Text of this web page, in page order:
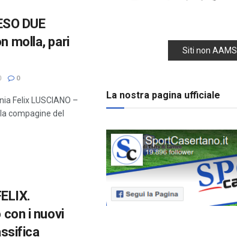
DUE
molla, pari
0
Felix LUSCIANO –
compagine del
i nuovi
Siti non AAMS
La nostra pagina ufficiale